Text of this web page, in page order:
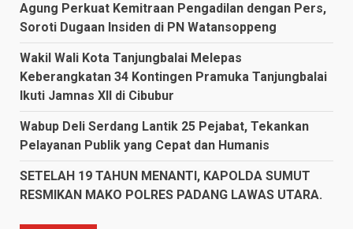
Agung Perkuat Kemitraan Pengadilan dengan Pers,
Soroti Dugaan Insiden di PN Watansoppeng
Wakil Wali Kota Tanjungbalai Melepas
Keberangkatan 34 Kontingen Pramuka Tanjungbalai
Ikuti Jamnas XII di Cibubur
Wabup Deli Serdang Lantik 25 Pejabat, Tekankan
Pelayanan Publik yang Cepat dan Humanis
SETELAH 19 TAHUN MENANTI, KAPOLDA SUMUT
RESMIKAN MAKO POLRES PADANG LAWAS UTARA.